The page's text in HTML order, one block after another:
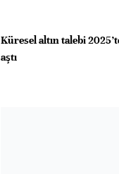
Küresel altın talebi
aştı